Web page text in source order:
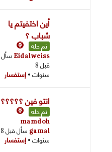
أين اختفيتم يا
شباب ؟
تم حله
Eidalweiss سأل
قبل 8
سنوات• إستفسار
انتو فين ؟؟؟؟؟
تم حله
mamdoh
gamal
سأل قبل 8
سنوات• إستفسار